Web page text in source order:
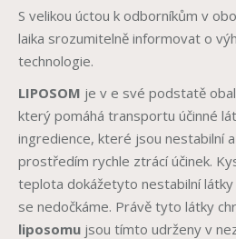
S velikou úctou k odborníkům v
laika srozumitelně informovat o
technologie.
LIPOSOM je v e své podstatě
který pomáhá transportu účinné
ingredience, které jsou nestabilní
prostředím rychle ztrácí účinek.
teplota dokážetyto nestabilní
se nedočkáme. Právě tyto látky
liposomu jsou tímto udrženy v